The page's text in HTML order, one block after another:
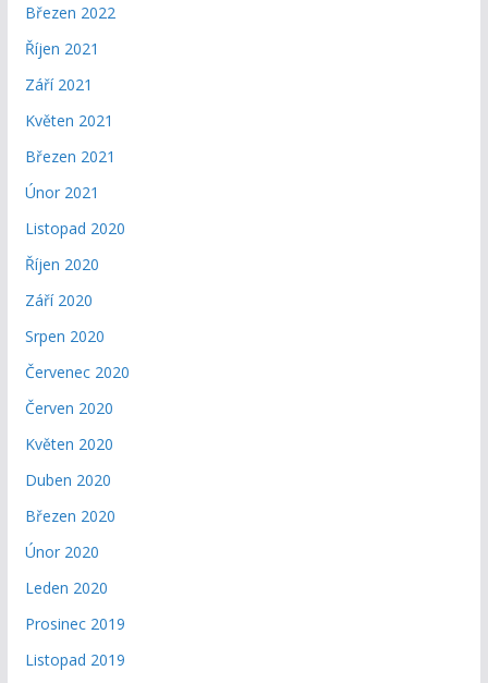
Březen 2022
Říjen 2021
Září 2021
Květen 2021
Březen 2021
Únor 2021
Listopad 2020
Říjen 2020
Září 2020
Srpen 2020
Červenec 2020
Červen 2020
Květen 2020
Duben 2020
Březen 2020
Únor 2020
Leden 2020
Prosinec 2019
Listopad 2019